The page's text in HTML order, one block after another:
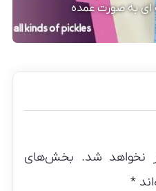
به صورت عمده
نخواهد شد. بخش‌های
*